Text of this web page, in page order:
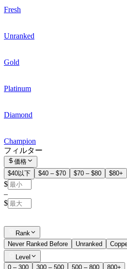
Fresh
Unranked
Gold
Platinum
Diamond
Champion
フィルター
価格
$40以下
$40 – $70 $70 – $80 $80+
$
–
$
Rank
Never Ranked Before
Unranked
Level
0 – 300
300 – 500 500 – 800 800+